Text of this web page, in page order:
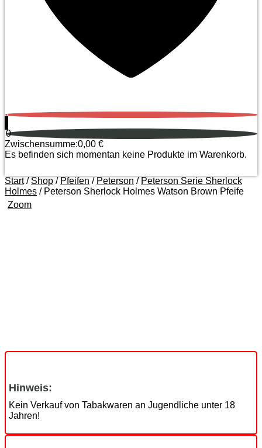
0
0
Zwischensumme:0,00 €
Es befinden sich momentan keine Produkte im Warenkorb.
Start/ Shop / Pfeifen / Peterson / Peterson Serie Sherlock
Holmes / Peterson Sherlock Holmes Watson Brown Pfeife
Zoom
Hinweis:
Kein Verkauf von Tabakwaren an Jugendliche unter 18
Jahren!